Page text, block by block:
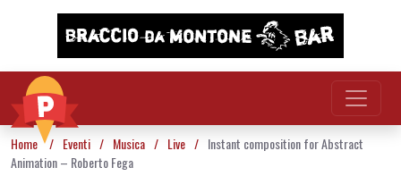
Vai al contenuto
Home / Eventi / Musica / Live / Instant composition for Abstract
Animation – Roberto Fega